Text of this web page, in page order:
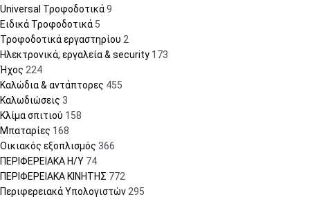
Universal Τροφοδοτικά9
Ειδικά Τροφοδοτικά 5
Τροφοδοτικά εργαστηρίου 2
Ηλεκτρονικά, εργαλεία & security 173
Ήχος 224
Καλώδια & αντάπτορες 455
Καλωδιώσεις 3
Κλίμα σπιτιού 158
Μπαταρίες 168
Οικιακός εξοπλισμός 366
ΠΕΡΙΦΕΡΕΙΑΚΑ Η/Υ 74
ΠΕΡΙΦΕΡΕΙΑΚΑ ΚΙΝΗΤΗΣ 772
Περιφερειακά Υπολογιστών 295